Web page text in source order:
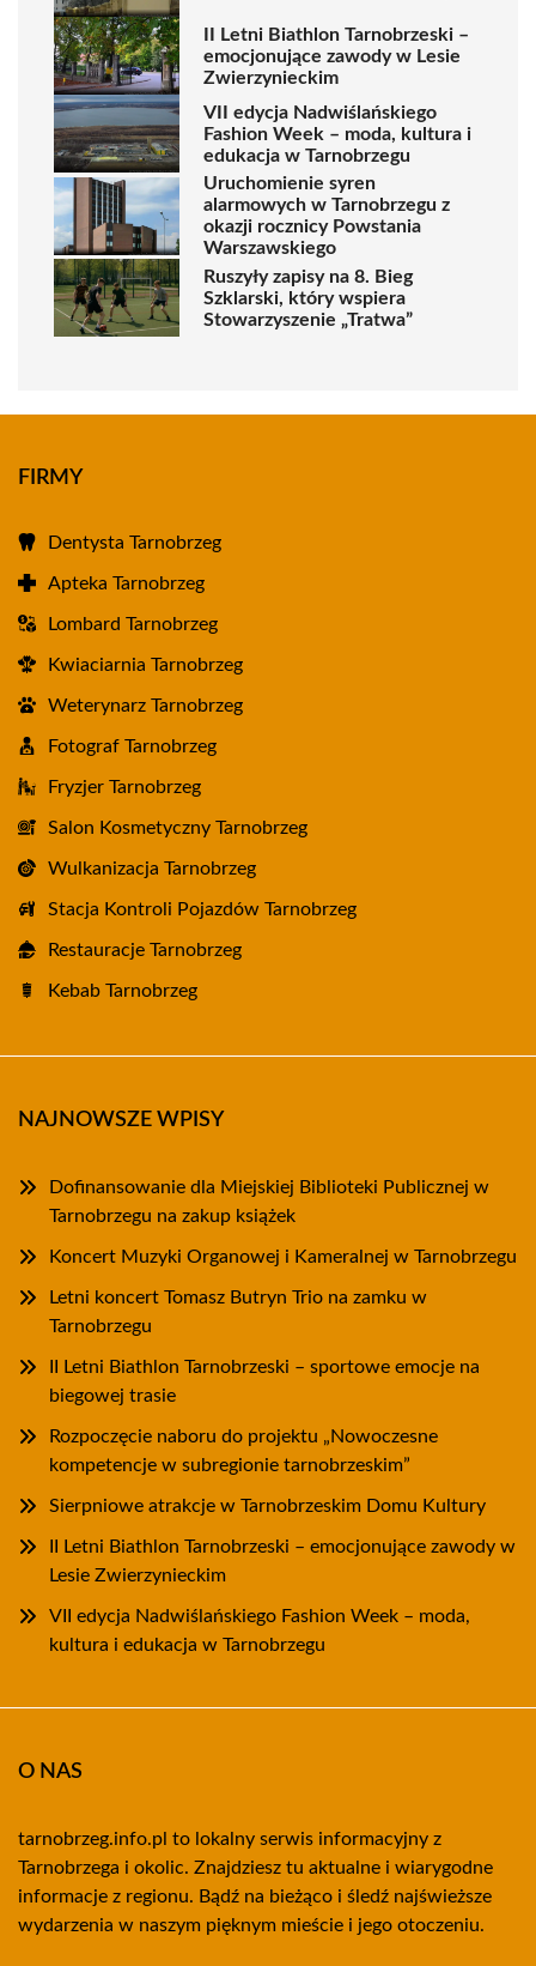
II Letni Biathlon Tarnobrzeski –
emocjonujące zawody w Lesie
Zwierzynieckim
VII edycja Nadwiślańskiego
Fashion Week – moda, kultura i
edukacja w Tarnobrzegu
Uruchomienie syren
alarmowych w Tarnobrzegu z
okazji rocznicy Powstania
Warszawskiego
Ruszyły zapisy na 8. Bieg
Szklarski, który wspiera
Stowarzyszenie „Tratwa”
FIRMY
Dentysta Tarnobrzeg
Apteka Tarnobrzeg
Lombard Tarnobrzeg
Kwiaciarnia Tarnobrzeg
Weterynarz Tarnobrzeg
Fotograf Tarnobrzeg
Fryzjer Tarnobrzeg
Salon Kosmetyczny Tarnobrzeg
Wulkanizacja Tarnobrzeg
Stacja Kontroli Pojazdów Tarnobrzeg
Restauracje Tarnobrzeg
Kebab Tarnobrzeg
NAJNOWSZE WPISY
Dofinansowanie dla Miejskiej Biblioteki Publicznej w
Tarnobrzegu na zakup książek
Koncert Muzyki Organowej i Kameralnej w Tarnobrzegu
Letni koncert Tomasz Butryn Trio na zamku w
Tarnobrzegu
II Letni Biathlon Tarnobrzeski – sportowe emocje na
biegowej trasie
Rozpoczęcie naboru do projektu „Nowoczesne
kompetencje w subregionie tarnobrzeskim”
Sierpniowe atrakcje w Tarnobrzeskim Domu Kultury
II Letni Biathlon Tarnobrzeski – emocjonujące zawody w
Lesie Zwierzynieckim
VII edycja Nadwiślańskiego Fashion Week – moda,
kultura i edukacja w Tarnobrzegu
O NAS
tarnobrzeg.info.pl to lokalny serwis informacyjny z
Tarnobrzega i okolic. Znajdziesz tu aktualne i wiarygodne
informacje z regionu. Bądź na bieżąco i śledź najświeższe
wydarzenia w naszym pięknym mieście i jego otoczeniu.